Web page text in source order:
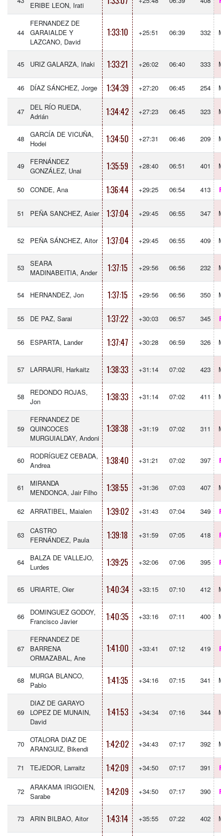
ERIBE LEON, Irati
44
FERNANDEZ DE
GARAIALDE Y
LAZCANO, David
1:33:10 +25:51 06:39 332
45 URIZ GALARZA, Iñaki 1:33:21 +26:02 06:40 333
46 DÍAZ SÁNCHEZ, Jorge 1:34:39 +27:20 06:45 254
47
DEL RÍO RUEDA,
Adrián
1:34:42 +27:23 06:45 323
48
GARCÍA DE VICUÑA,
Hodei
1:34:50 +27:31 06:46 209
49
FERNÁNDEZ
GONZÁLEZ, Unai
1:35:59 +28:40 06:51 401
50 CONDE, Ana 1:36:44 +29:25 06:54 413
51 PEÑA SANCHEZ, Asier 1:37:04 +29:45 06:55 347
52 PEÑA SÁNCHEZ, Aitor 1:37:04 +29:45 06:55 409
53
SEARA
MADINABEITIA, Ander
1:37:15 +29:56 06:56 232
54 HERNANDEZ, Jon 1:37:15 +29:56 06:56 350
55 DE PAZ, Sarai 1:37:22 +30:03 06:57 345
56 ESPARTA, Lander 1:37:47 +30:28 06:59 326
57 LARRAURI, Harkaitz 1:38:33 +31:14 07:02 423
58
REDONDO ROJAS,
Jon
1:38:33 +31:14 07:02 411
59
FERNANDEZ DE
QUINCOCES
MURGUIALDAY, Andoni
1:38:38 +31:19 07:02 311
60
RODRÍGUEZ CEBADA,
Andrea
1:38:40 +31:21 07:02 397
61
MIRANDA
MENDONCA, Jair Filho
1:38:55 +31:36 07:03 407
62 ARRATIBEL, Maialen 1:39:02 +31:43 07:04 349
63
CASTRO
FERNÁNDEZ, Paula
1:39:18 +31:59 07:05 418
64
BALZA DE VALLEJO,
Lurdes
1:39:25 +32:06 07:06 395
65 URIARTE, Oier 1:40:34 +33:15 07:10 412
66
DOMINGUEZ GODOY,
Francisco Javier
1:40:35 +33:16 07:11 400
67
FERNANDEZ DE
BARRENA
ORMAZABAL, Ane
1:41:00 +33:41 07:12 419
68
MURGA BLANCO,
Pablo
1:41:35 +34:16 07:15 341
69
DIAZ DE GARAYO
LOPEZ DE MUNAIN,
David
1:41:53 +34:34 07:16 344
70
OTALORA DIAZ DE
ARANGUIZ, Bikendi
1:42:02 +34:43 07:17 392
71 TEJEDOR, Larraitz 1:42:09 +34:50 07:17 391
72
ARAKAMA IRIGOIEN,
Sarabe
1:42:09 +34:50 07:17 390
73 ARIN BILBAO, Aitor 1:43:14 +35:55 07:22 402